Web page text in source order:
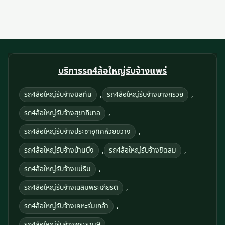
บริการรถ4ล้อใหญ่รับจ้างแพร่
รถ4ล้อใหญ่รับจ้างมิสทีน , รถ4ล้อใหญ่รับจ้างบางกรวย ,
รถ4ล้อใหญ่รับจ้างสุขาภิบาล ,
รถ4ล้อใหญ่รับจ้างประชาอุทิศห้วยขวาง ,
รถ4ล้อใหญ่รับจ้างบ้านบึง , รถ4ล้อใหญ่รับจ้างชิดลม ,
รถ4ล้อใหญ่รับจ้างแม่ริม ,
รถ4ล้อใหญ่รับจ้างเฉลิมพระเกียรติ ,
รถ4ล้อใหญ่รับจ้างเคหะร่มเกล้า ,